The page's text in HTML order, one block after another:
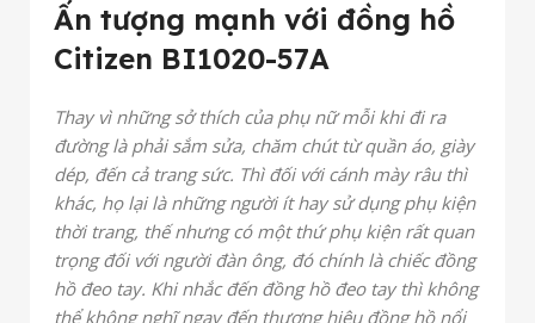
Ấn tượng mạnh với đồng hồ
Citizen BI1020-57A
Thay vì những sở thích của phụ nữ mỗi khi đi ra
đường là phải sắm sửa, chăm chút từ quần áo, giày
dép, đến cả trang sức. Thì đối với cánh mày râu thì
khác, họ lại là những người ít hay sử dụng phụ kiện
thời trang, thế nhưng có một thứ phụ kiện rất quan
trọng đối với người đàn ông, đó chính là chiếc đồng
hồ đeo tay. Khi nhắc đến đồng hồ đeo tay thì không
thể không nghĩ ngay đến thương hiệu đồng hồ nổi